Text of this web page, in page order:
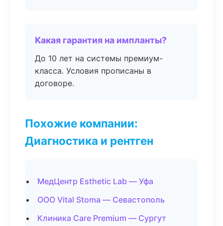
Какая гарантия на импланты?
До 10 лет на системы премиум-
класса. Условия прописаны в
договоре.
Похожие компании:
Диагностика и рентген
МедЦентр Esthetic Lab — Уфа
ООО Vital Stoma — Севастополь
Клиника Care Premium — Сургут